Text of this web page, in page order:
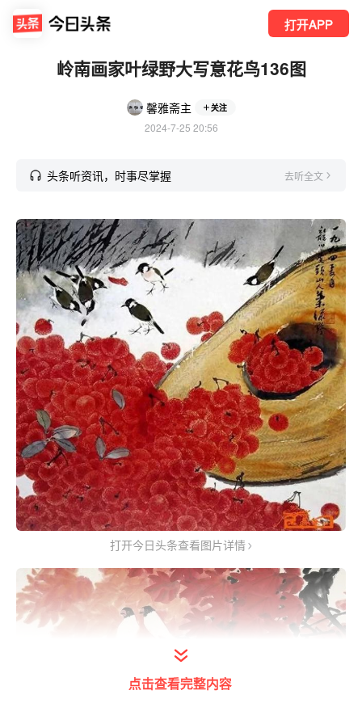
打开APP
岭南画家叶绿野大写意花鸟136图
馨雅斋主 关注
2024-7-25 20:56
头条听资讯，时事尽掌握 去听全文
打开今日头条查看图片详情
点击查看完整内容